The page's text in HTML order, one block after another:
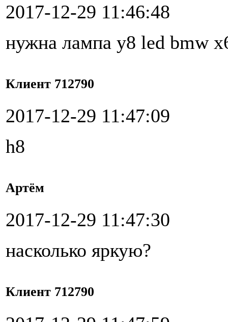
2017-12-29 11:46:48
нужна лампа y8 led bmw
Клиент 712790
2017-12-29 11:47:09
h8
Артём
2017-12-29 11:47:30
насколько яркую?
Клиент 712790